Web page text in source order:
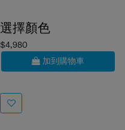
$4,980
加到購物車